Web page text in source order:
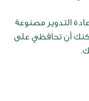
التدوير مصنوعة
بنسبة 42٪ ، لذلك يمكنك أن تحافظي على